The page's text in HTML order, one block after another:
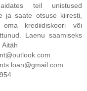
teil unistused
ja saate otsuse kiiresti,
krediidiskoori või
Laenu saamiseks